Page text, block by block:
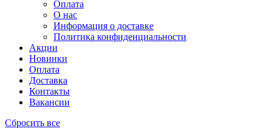
Оплата
О нас
Информация о доставке
Политика конфиденциальности
Акции
Новинки
Оплата
Доставка
Контакты
Вакансии
Сбросить все